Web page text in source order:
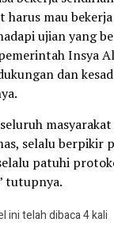
harus mau
ujian yang
Insya
dan
selalu berpikir
patuhi
tutupnya.
ini telah dibaca 4 kali